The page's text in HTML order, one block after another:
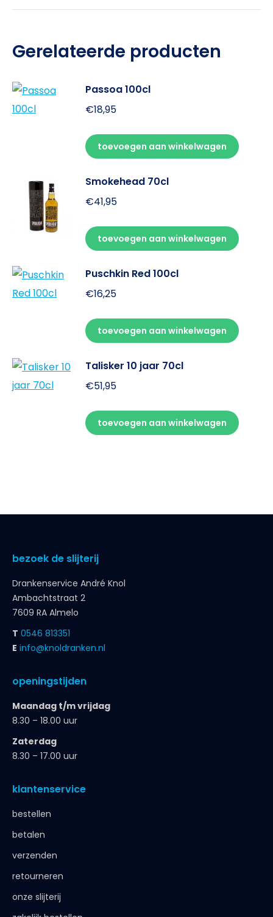
Gerelateerde producten
Passoa 100cl
€18,95
toevoegen aan winkelwagen
Smokehead 70cl
€41,95
toevoegen aan winkelwagen
Puschkin Red 100cl
€16,25
toevoegen aan winkelwagen
Talisker 10 jaar 70cl
€51,95
toevoegen aan winkelwagen
bezoek de slijterij
Drankenservice André Knol
Ambachtstraat 2
7609 RA Almelo
T 0546 813351
E info@knoldranken.nl
openingstijden
Maandag t/m vrijdag
8.30 – 18.00 uur
Zaterdag
8.30 – 17.00 uur
klantenservice
bestellen
betalen
verzenden
retourneren
onze slijterij